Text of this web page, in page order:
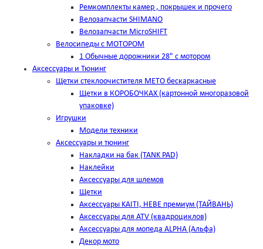
Ремкомплекты камер , покрышек и прочего
Велозапчасти SHIMANO
Велозапчасти MicroSHIFT
Велосипеды с МОТОРОМ
1 Обычные дорожники 28" с мотором
Аксессуары и Тюнинг
Щетки стеклоочистителя METO бескаркасные
Щетки в КОРОБОЧКАХ (картонной многоразовой
упаковке)
Игрушки
Модели техники
Аксессуары и тюнинг
Накладки на бак (TANK PAD)
Наклейки
Аксессуары для шлемов
Щетки
Аксессуары KAITI, HEBE премиум (ТАЙВАНЬ)
Аксессуары для ATV (квадроциклов)
Аксессуары для мопеда ALPHA (Альфа)
Декор мото